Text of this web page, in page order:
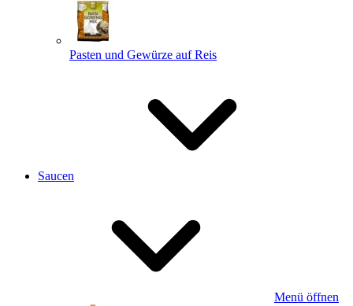
Pasten und Gewürze auf Reis
Saucen
Menü öffnen